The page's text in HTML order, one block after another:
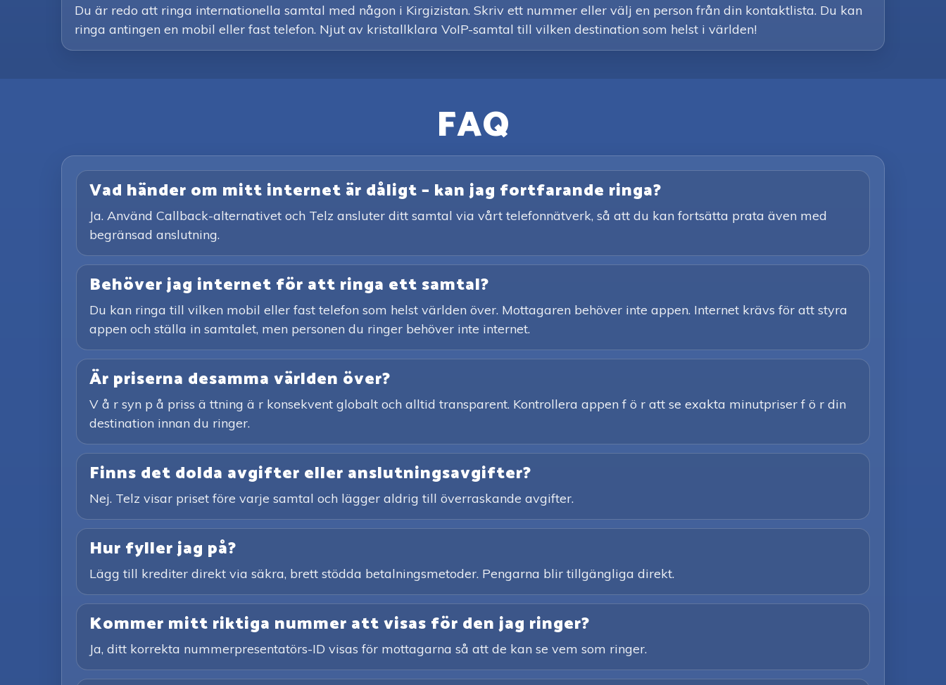
Du är redo att ringa internationella samtal med någon i Kirgizistan. Skriv ett nummer eller välj en person från din kontaktlista. Du kan
ringa antingen en mobil eller fast telefon. Njut av kristallklara VoIP-samtal till vilken destination som helst i världen!
FAQ
Vad händer om mitt internet är dåligt – kan jag fortfarande ringa?
Ja. Använd Callback-alternativet och Telz ansluter ditt samtal via vårt telefonnätverk, så att du kan fortsätta prata även med
begränsad anslutning.
Behöver jag internet för att ringa ett samtal?
Du kan ringa till vilken mobil eller fast telefon som helst världen över. Mottagaren behöver inte appen. Internet krävs för att styra
appen och ställa in samtalet, men personen du ringer behöver inte internet.
Är priserna desamma världen över?
V å r syn p å priss ä ttning ä r konsekvent globalt och alltid transparent. Kontrollera appen f ö r att se exakta minutpriser f ö r din
destination innan du ringer.
Finns det dolda avgifter eller anslutningsavgifter?
Nej. Telz visar priset före varje samtal och lägger aldrig till överraskande avgifter.
Hur fyller jag på?
Lägg till krediter direkt via säkra, brett stödda betalningsmetoder. Pengarna blir tillgängliga direkt.
Kommer mitt riktiga nummer att visas för den jag ringer?
Ja, ditt korrekta nummerpresentatörs-ID visas för mottagarna så att de kan se vem som ringer.